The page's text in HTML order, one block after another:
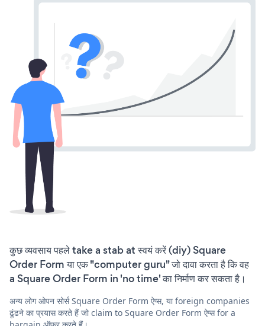
कुछ व्यवसाय पहले take a stab at स्वयं करें (diy) Square
Order Form या एक "computer guru" जो दावा करता है कि वह
a Square Order Form in 'no time' का निर्माण कर सकता है।
अन्य लोग ओपन सोर्स Square Order Form ऐप्स, या foreign companies
ढूंढने का प्रयास करते हैं जो claim to Square Order Form ऐप्स for a